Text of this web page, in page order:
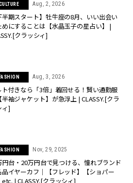
Aug, 2, 2026
半期スタート】牡牛座の8月、いい出会い
めにすることは【水晶玉子の星占い】 |
クラッシィ]
FASHION Aug, 3, 2026
ト付きなら「3倍」着回せる！賢い通勤服
半袖ジャケット】が急浮上 | CLASSY.[クラ
ィ]
FASHION Nov, 29, 2025
円台・20万円台で見つける、憧れブランド
品イヤーカフ｜【フレッド】【ショパー
| CLASSY.[クラッシィ]